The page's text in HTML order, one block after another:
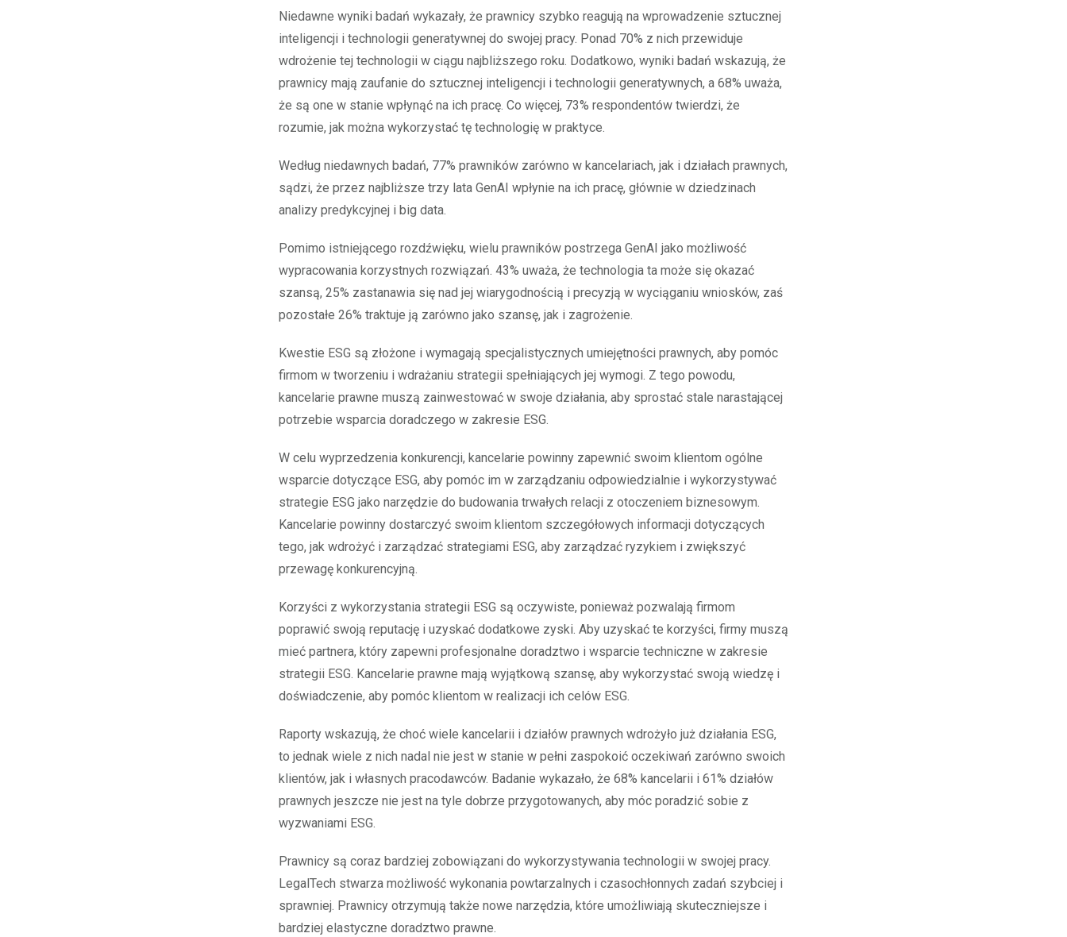
Niedawne wyniki badań wykazały, że prawnicy szybko reagują na wprowadzenie sztucznej
inteligencji i technologii generatywnej do swojej pracy. Ponad 70% z nich przewiduje
wdrożenie tej technologii w ciągu najbliższego roku. Dodatkowo, wyniki badań wskazują, że
prawnicy mają zaufanie do sztucznej inteligencji i technologii generatywnych, a 68% uważa,
że są one w stanie wpłynąć na ich pracę. Co więcej, 73% respondentów twierdzi, że
rozumie, jak można wykorzystać tę technologię w praktyce.
Według niedawnych badań, 77% prawników zarówno w kancelariach, jak i działach prawnych,
sądzi, że przez najbliższe trzy lata GenAI wpłynie na ich pracę, głównie w dziedzinach
analizy predykcyjnej i big data.
Pomimo istniejącego rozdźwięku, wielu prawników postrzega GenAI jako możliwość
wypracowania korzystnych rozwiązań. 43% uważa, że technologia ta może się okazać
szansą, 25% zastanawia się nad jej wiarygodnością i precyzją w wyciąganiu wniosków, zaś
pozostałe 26% traktuje ją zarówno jako szansę, jak i zagrożenie.
Kwestie ESG są złożone i wymagają specjalistycznych umiejętności prawnych, aby pomóc
firmom w tworzeniu i wdrażaniu strategii spełniających jej wymogi. Z tego powodu,
kancelarie prawne muszą zainwestować w swoje działania, aby sprostać stale narastającej
potrzebie wsparcia doradczego w zakresie ESG.
W celu wyprzedzenia konkurencji, kancelarie powinny zapewnić swoim klientom ogólne
wsparcie dotyczące ESG, aby pomóc im w zarządzaniu odpowiedzialnie i wykorzystywać
strategie ESG jako narzędzie do budowania trwałych relacji z otoczeniem biznesowym.
Kancelarie powinny dostarczyć swoim klientom szczegółowych informacji dotyczących
tego, jak wdrożyć i zarządzać strategiami ESG, aby zarządzać ryzykiem i zwiększyć
przewagę konkurencyjną.
Korzyści z wykorzystania strategii ESG są oczywiste, ponieważ pozwalają firmom
poprawić swoją reputację i uzyskać dodatkowe zyski. Aby uzyskać te korzyści, firmy muszą
mieć partnera, który zapewni profesjonalne doradztwo i wsparcie techniczne w zakresie
strategii ESG. Kancelarie prawne mają wyjątkową szansę, aby wykorzystać swoją wiedzę i
doświadczenie, aby pomóc klientom w realizacji ich celów ESG.
Raporty wskazują, że choć wiele kancelarii i działów prawnych wdrożyło już działania ESG,
to jednak wiele z nich nadal nie jest w stanie w pełni zaspokoić oczekiwań zarówno swoich
klientów, jak i własnych pracodawców. Badanie wykazało, że 68% kancelarii i 61% działów
prawnych jeszcze nie jest na tyle dobrze przygotowanych, aby móc poradzić sobie z
wyzwaniami ESG.
Prawnicy są coraz bardziej zobowiązani do wykorzystywania technologii w swojej pracy.
LegalTech stwarza możliwość wykonania powtarzalnych i czasochłonnych zadań szybciej i
sprawniej. Prawnicy otrzymują także nowe narzędzia, które umożliwiają skuteczniejsze i
bardziej elastyczne doradztwo prawne.